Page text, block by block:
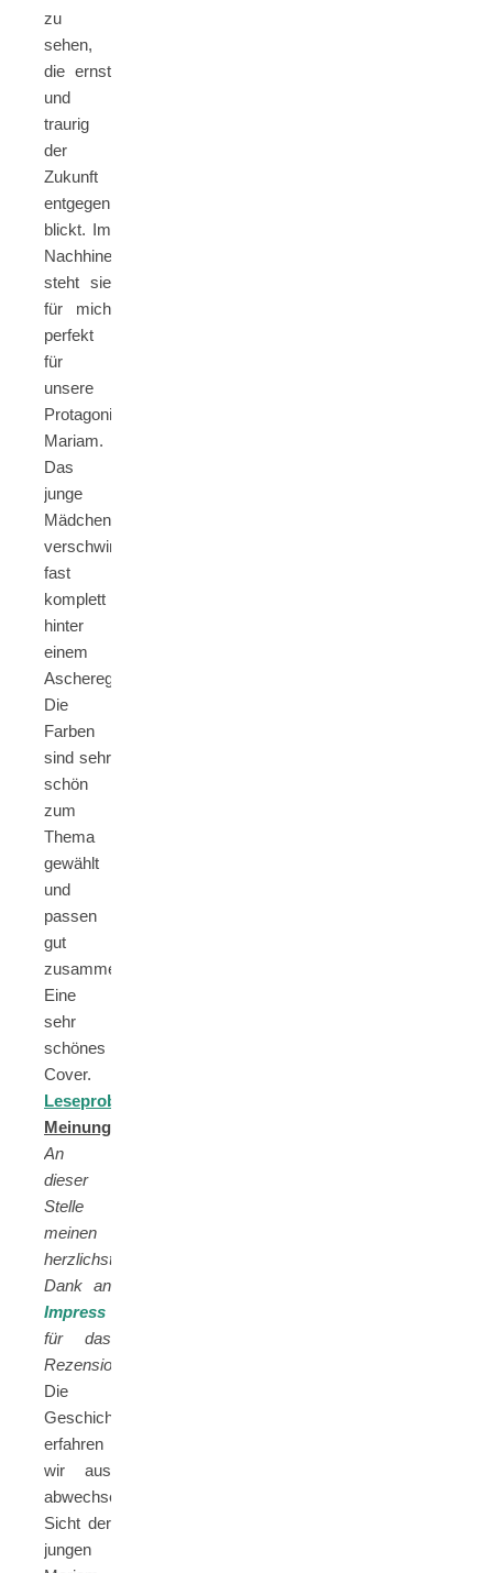
zu
sehen,
die ernst
und
traurig
der
Zukunft
entgegen
blickt. Im
Nachhinein
steht sie
für mich
perfekt
für
unsere
Protagonistin
Mariam.
Das
junge
Mädchen
verschwindet
fast
komplett
hinter
einem
Ascheregen.
Die
Farben
sind sehr
schön
zum
Thema
gewählt
und
passen
gut
zusammen.
Eine
sehr
schönes
Cover.
Leseprobe
Meinung:
An
dieser
Stelle
meinen
herzlichsten
Dank an
Impress
für das
Rezensionsexemplar.
Die
Geschichte
erfahren
wir aus
abwechselnd
Sicht der
jungen